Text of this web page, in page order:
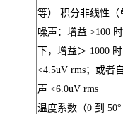
等） 积分非线性（
噪声：增益 >100
下，增益＞ 1000
<4.5uV rms；或者
声 <6.0uV rms
温度系数（0 到